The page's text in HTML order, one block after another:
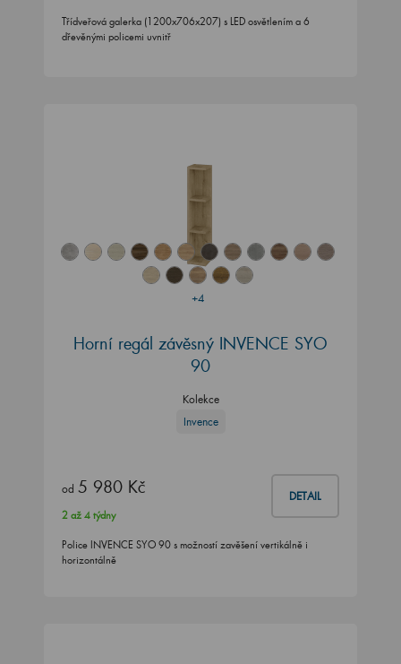
Třídveřová galerka (1200x706x207) s LED osvětlením a 6
dřevěnými policemi uvnitř
+4
Horní regál závěsný INVENCE SYO
90
Kolekce
Invence
od 5 980 Kč DETAIL
2 až 4 týdny
Police INVENCE SYO 90 s možností zavěšení vertikálně i
horizontálně